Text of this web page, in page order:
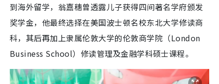
到海外留学，翁嘉穗曾透露儿子获得四间著名学府颁发
奖学金，他最终选择在美国波士顿名校东北大学修读商
科，其后再加上隶属伦敦大学的伦敦商学院（London
Business School）修读管理及金融学科硕士课程。